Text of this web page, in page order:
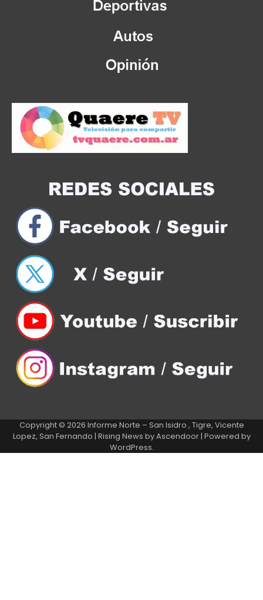
Copyright © 2026 Informe Norte – San Isidro , Tigre, Vicente
Lopez, San Fernando | Rising News byAscendoor| Powered by
WordPress.